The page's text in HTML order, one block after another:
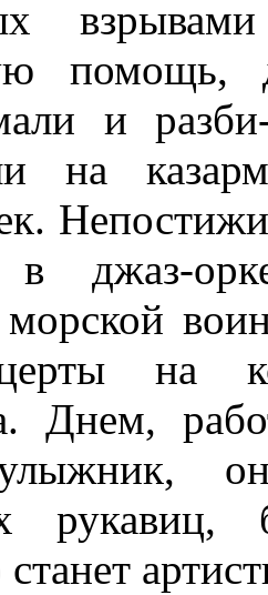
помощь,
и
на
джаз-
морской
на
Днем,